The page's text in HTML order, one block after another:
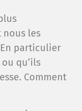
nous les
particulier
qu’ils
Comment